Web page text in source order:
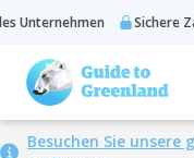
Sichere
Besuchen Sie